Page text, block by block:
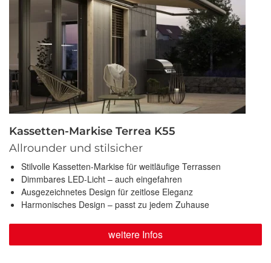
Kassetten-Markise Terrea K55
Allrounder und stilsicher
Stilvolle Kassetten-Markise für weitläufige Terrassen
Dimmbares LED-Licht – auch eingefahren
Ausgezeichnetes Design für zeitlose Eleganz
Harmonisches Design – passt zu jedem Zuhause
weitere Infos